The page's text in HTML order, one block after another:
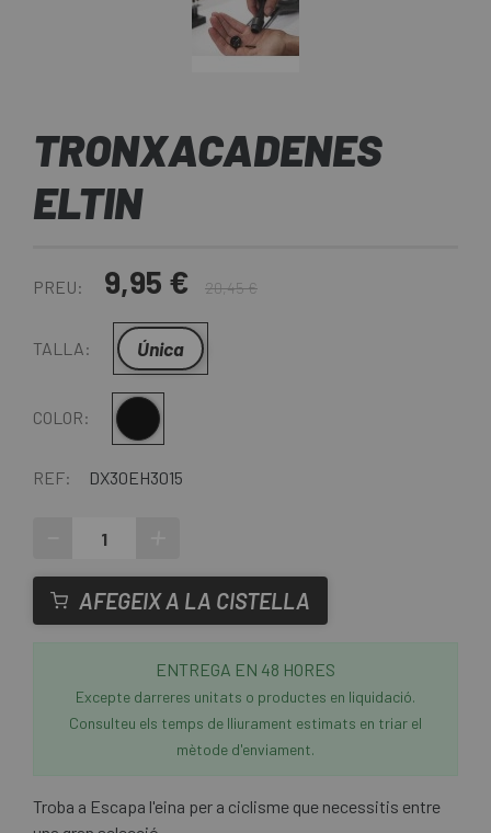
TRONXACADENES
ELTIN
PREU: 9,95 € 20,45 €
TALLA: Única
COLOR: Negre
REF: DX30EH3015
AFEGEIX A LA CISTELLA
ENTREGA EN 48 HORES
Excepte darreres unitats o productes en liquidació.
Consulteu els temps de lliurament estimats en triar el
mètode d'enviament.
Troba a Escapa l'eina per a ciclisme que necessitis entre